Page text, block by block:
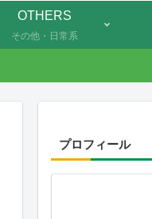
OTHERS
その他・日常系
プロフィール